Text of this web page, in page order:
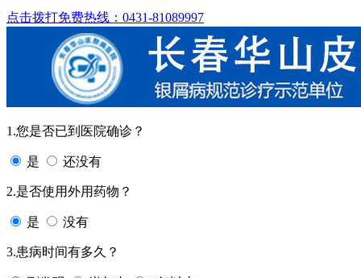
点击拨打免费热线：0431-81089997
1.您是否已到医院确诊？
是 还没有
2.是否使用外用药物？
是 没有
3.患病时间有多久？